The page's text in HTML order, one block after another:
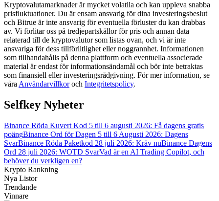
Kryptovalutamarknader är mycket volatila och kan uppleva snabba
prisfluktuationer. Du är ensam ansvarig för dina investeringsbeslut
och Bitrue är inte ansvarig för eventuella förluster du kan drabbas
av. Vi förlitar oss på tredjepartskällor för pris och annan data
relaterad till de kryptovalutor som listas ovan, och vi är inte
ansvariga för dess tillförlitlighet eller noggrannhet. Informationen
som tillhandahålls på denna plattform och eventuella associerade
material är endast för informationsändamål och bör inte betraktas
som finansiell eller investeringsrådgivning. För mer information, se
våra Användarvillkoroch Integritetspolicy.
Selfkey Nyheter
Binance Röda Kuvert Kod 5 till 6 augusti 2026: Få dagens gratis
poängBinance Ord för Dagen 5 till 6 Augusti 2026: Dagens
SvarBinance Röda Paketkod 28 juli 2026: Kräv nuBinance Dagens
Ord 28 juli 2026: WOTD SvarVad är en AI Trading Copilot, och
behöver du verkligen en?
Krypto Rankning
Nya Listor
Trendande
Vinnare